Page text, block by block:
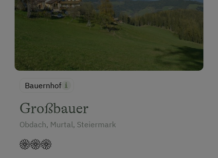
Bauernhof
Großbauer
Obdach, Murtal, Steiermark